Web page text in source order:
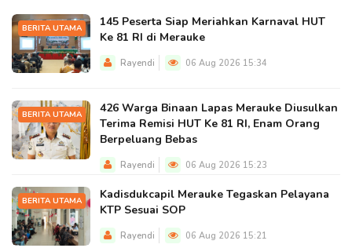
BERITA UTAMA
145 Peserta Siap Meriahkan Karnaval HUT
Ke 81 RI di Merauke
Rayendi 06 Aug 2026 15:34
BERITA UTAMA
426 Warga Binaan Lapas Merauke Diusulkan
Terima Remisi HUT Ke 81 RI, Enam Orang
Berpeluang Bebas
Rayendi 06 Aug 2026 15:23
BERITA UTAMA
Kadisdukcapil Merauke Tegaskan Pelayana
KTP Sesuai SOP
Rayendi 06 Aug 2026 15:21